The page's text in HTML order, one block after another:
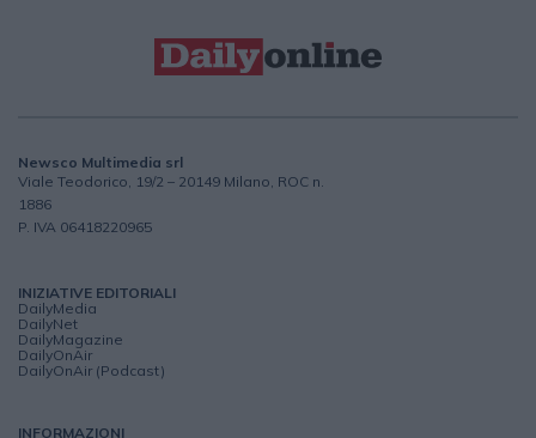
Newsco Multimedia srl
Viale Teodorico, 19/2 – 20149 Milano, ROC n.
1886
P. IVA 06418220965
INIZIATIVE EDITORIALI
DailyMedia
DailyNet
DailyMagazine
DailyOnAir
DailyOnAir (Podcast)
INFORMAZIONI